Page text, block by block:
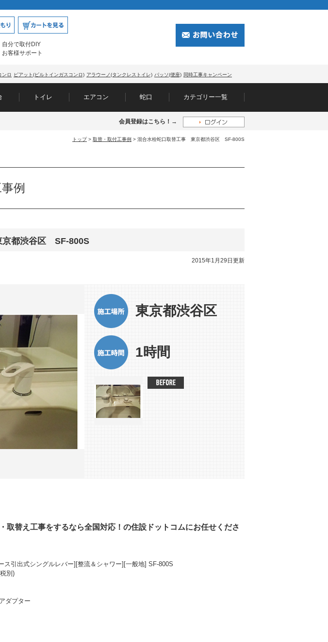
自分で取付DIY
お客様サポート
ンロ ピアット(ビルトインガスコンロ) アラウーノ(タンクレストイレ) パッソ(便座) 同時工事キャンペーン
トイレ エアコン 蛇口 カテゴリー一覧
会員登録はこちら！→
トップ> 取替・取付工事例 > 混合水栓蛇口取替工事 東京都渋谷区 SF-800S
例
都渋谷区 SF-800S
2015年1月29日更新
東京都渋谷区
1時間
取替え工事をするなら全国対応！の住設ドットコムにお任せくださ
引出式シングルレバー][整流＆シャワー][一般地] SF-800S
別)
ダプター